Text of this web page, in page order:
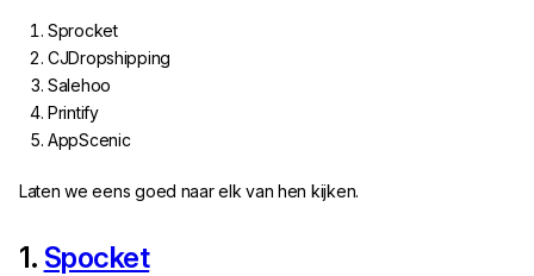
Sprocket
CJDropshipping
Salehoo
Printify
AppScenic
Laten we eens goed naar elk van hen kijken.
1. Spocket